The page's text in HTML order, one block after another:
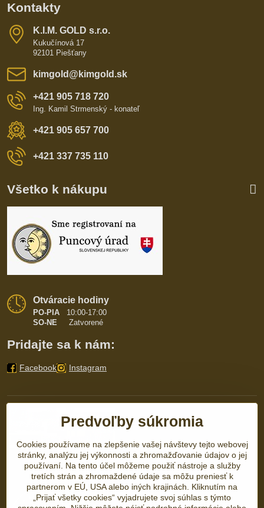
Kontakty
K​​.I​​.M​​. GOLD s​​.r​​.o​​.
Kukučínová 17
92101 Piešťany
kimgold​@kimgold​.sk
+421 905 718 720
Ing. Kamil Strmenský - konateľ
+421 905 657 700
+421 337 735 110
Všetko k nákupu
Otváracie hodiny
PO-PIA
10:00-17:00
SO-NE Zatvorené
Pridajte sa k nám:
Facebook Instagram
Predvoľby súkromia
Cookies používame na zlepšenie vašej návštevy tejto webovej
stránky, analýzu jej výkonnosti a zhromažďovanie údajov o jej
používaní. Na tento účel môžeme použiť nástroje a služby
tretích strán a zhromaždené údaje sa môžu preniesť k
partnerom v EÚ, USA alebo iných krajinách. Kliknutím na
„Prijať všetky cookies“ vyjadrujete svoj súhlas s týmto